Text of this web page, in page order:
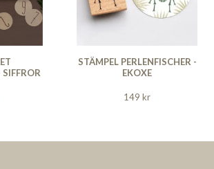
SIFFROR
STÄMPEL PERLENFISCHER -
EKOXE
149 kr